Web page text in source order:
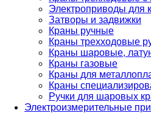
Электроприводы для
Затворы и задвижки
Краны ручные
Краны трехходовые
Краны шаровые,
Краны газовые
Краны для
Краны
Ручки для шаровых
Электроизмерительные